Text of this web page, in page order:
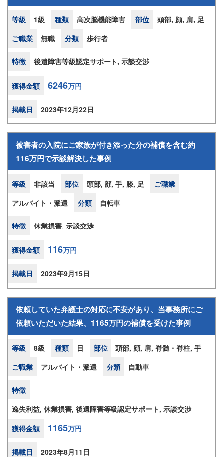
等級 1級 種類 高次脳機能障害 部位
頭部, 顔, 肩, 足
ご職業
無職 分類 歩行者
特徴 後遺障害等級認定サポート, 示談交渉
獲得金額 6246万円
掲載日 2023年12月22日
被害者の入院にご家族が付き添った分の補償を含む約
116万円で示談解決した事例
等級 非該当 部位 頭部, 顔, 手, 膝, 足
ご職業
アルバイト・派遣
分類 自転車
特徴 休業損害, 示談交渉
獲得金額 116万円
掲載日 2023年9月15日
依頼していた弁護士の対応に不安があり、当事務所にご
依頼いただいた結果、1165万円の補償を受けた事例
等級 8級 種類 目 部位
頭部, 顔, 肩, 脊髄・脊柱, 手
ご職業
アルバイト・派遣 分類 自動車
特徴
逸失利益, 休業損害, 後遺障害等級認定サポート, 示談交渉
獲得金額
1165万円
掲載日 2023年8月11日